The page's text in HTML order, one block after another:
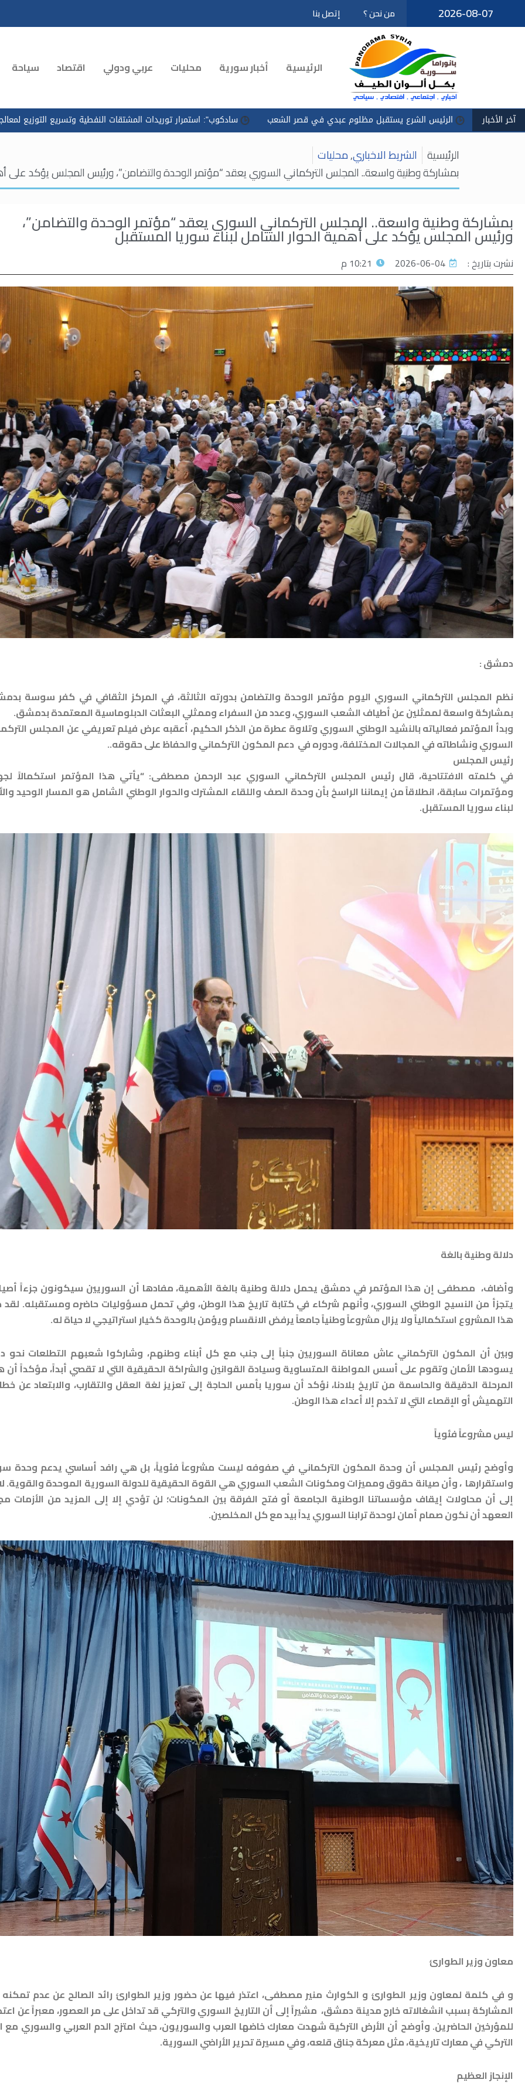
تخطى
2026-08-07 من نحن ؟ إتصل بنا
الرئيسية أخبار سورية محليات عربي ودولي اقتصاد سياحة
آخر الأخبار
الشرع يستقبل مظلوم عبدي في قصر الشعب سادكوب": استمرار توريدات المشتقات النفطية وتسريع التوزيع لمعالجة الازدحام في محطات
الرئيسية الشريط الاخباري,محليات
بمشاركة وطنية واسعة.. المجلس التركماني السوري يعقد “مؤتمر الوحدة والتضامن”، ورئيس المجلس يؤكد على
بمشاركة وطنية واسعة.. المجلس التركماني السوري يعقد “مؤتمر الوحدة والتضامن”،
ورئيس المجلس يؤكد على أهمية الحوار الشامل لبناء سوريا المستقبل
نشرت بتاريخ : 2026-06-04 10:21 م
دمشق :
نظم المجلس التركماني السوري اليوم مؤتمر الوحدة والتضامن بدورته الثالثة، في المركز الثقافي في كفر سوسة
بمشاركة واسعة لممثلين عن أطياف الشعب السوري، وعدد من السفراء وممثلي البعثات الدبلوماسية المعتمدة بدمشق.
وبدأ المؤتمر فعالياته بالنشيد الوطني السوري وتلاوة عطرة من الذكر الحكيم، أعقبه عرض فيلم تعريفي عن المجلس
السوري ونشاطاته في المجالات المختلفة، ودوره في دعم المكون التركماني والحفاظ على حقوقه..
رئيس المجلس
في كلمته الافتتاحية، قال رئيس المجلس التركماني السوري عبد الرحمن مصطفى: “يأتي هذا المؤتمر استكمالاً
ومؤتمرات سابقة، انطلاقاً من إيماننا الراسخ بأن وحدة الصف واللقاء المشترك والحوار الوطني الشامل هو المسار الوحيد
لبناء سوريا المستقبل.
دلالة وطنية بالغة
وأضاف، مصطفى إن هذا المؤتمر في دمشق يحمل دلالة وطنية بالغة الأهمية، مفادها أن السوريين سيكونون جزءاً
يتجزأ من النسيج الوطني السوري، وأنهم شركاء في كتابة تاريخ هذا الوطن، وفي تحمل مسؤوليات حاضره ومستقبله. لقد
هذا المشروع استكمالياً ولا يزال مشروعاً وطنياً جامعاً يرفض الانقسام ويؤمن بالوحدة كخيار استراتيجي لا حياة له.
وبين أن المكون التركماني عاش معاناة السوريين جنباً إلى جنب مع كل أبناء وطنهم، وشاركوا شعبهم التطلعات نحو
يسودها الأمان وتقوم على أسس المواطنة المتساوية وسيادة القوانين والشراكة الحقيقية التي لا تقصي أبداً، مؤكداً
المرحلة الدقيقة والحاسمة من تاريخ بلادنا، نؤكد أن سوريا بأمس الحاجة إلى تعزيز لغة العقل والتقارب، والابتعاد عن
التهميش أو الإقصاء التي لا تخدم إلا أعداء هذا الوطن.
ليس مشروعاً فئوياً
وأوضح رئيس المجلس أن وحدة المكون التركماني في صفوفه ليست مشروعاً فئوياً، بل هي رافد أساسي يدعم وحدة
واستقرارها ، وأن صيانة حقوق ومميزات ومكونات الشعب السوري هي القوة الحقيقية للدولة السورية الموحدة والقوية.
إلى أن محاولات إيقاف مؤسساتنا الوطنية الجامعة أو فتح الفرقة بين المكونات؛ لن تؤدي إلا إلى المزيد من الأزمات
الععهد أن نكون صمام أمان لوحدة ترابنا السوري يداً بيد مع كل المخلصين.
معاون وزير الطوارئ
و في كلمة لمعاون وزير الطوارئ و الكوارث منير مصطفى، اعتذر فيها عن حضور وزير الطوارئ رائد الصالح عن عدم
المشاركة بسبب انشغالاته خارج مدينة دمشق، مشيراً إلى أن التاريخ السوري والتركي قد تداخل على مر العصور، معبراً عن
للمؤرخين الحاضرين. وأوضح أن الأرض التركية شهدت معارك خاضها العرب والسوريون، حيث امتزج الدم العربي والسوري مع
التركي في معارك تاريخية، مثل معركة جناق قلعه، وفي مسيرة تحرير الأراضي السورية.
الإنجاز العظيم